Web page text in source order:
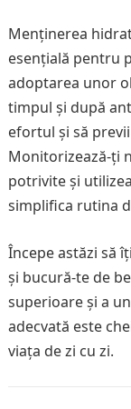
Menținerea
esențială pentru
adoptarea unor
timpul și după
efortul și să
Monitorizează-ți
potrivite și
simplifica rutina
Începe astăzi să
și bucură-te de
superioare și a
adecvată este
viața de zi cu zi.